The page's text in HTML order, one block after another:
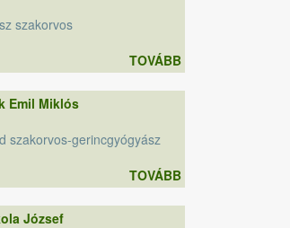
szakorvos
TOVÁBB
Emil Miklós
szakorvos-gerincgyógyász
TOVÁBB
József